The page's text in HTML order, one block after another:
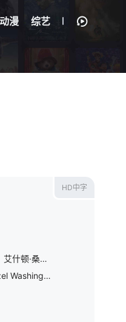
动漫 综艺
斯·哈姆帕斯
HD中字
艾什顿·桑德斯
麦考尔（丹泽尔·华盛顿 Denzel Washington 饰）一直以来都过着隐姓埋名离群索居的生活，所有人都以为他已经死了，只有苏珊（梅丽莎·里奥 Melissa Leo 饰）还和他保持着联系。